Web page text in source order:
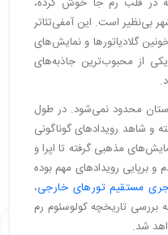
حیوانات
طبیعت
کولوسئوم
بی‌نظیر است. این آمفی‌تئاتر
گلادیاتورها و نمایش‌های
از محبوب‌ترین جاذبه‌های
محدود نمی‌شود. در طول
و شاهد رویدادهای گوناگونی
مذهبی گرفته تا اپرا و
و برپایی رویدادهای مهم بوده
مستقیم تورهای خارجی،
تاریخچه کولوسئوم رم
شد.